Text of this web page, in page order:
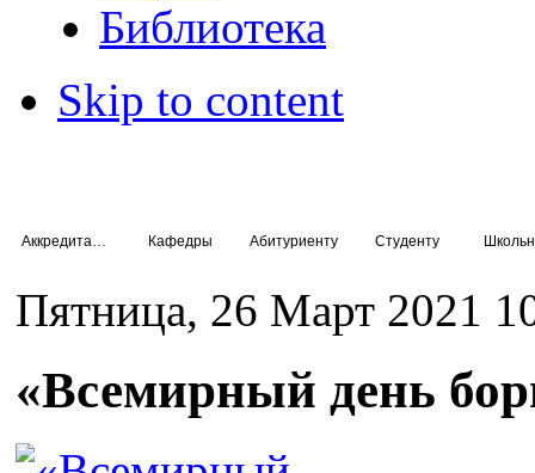
Библиотека
Skip to content
Кафедры Абитуриенту Студенту
Пятница, 26 Март 2021
«Всемирный день